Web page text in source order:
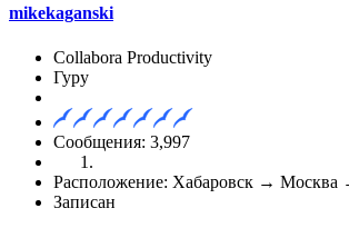
mikekaganski
Collabora Productivity
Гуру
Сообщения: 3,997
Расположение: Хабаровск → Москва
Записан